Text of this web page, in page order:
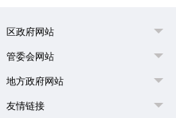
区政府网站
管委会网站
地方政府网站
友情链接